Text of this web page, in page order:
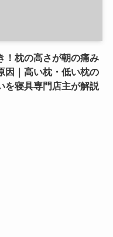
！枕の高さが朝の痛み
因｜高い枕・低い枕の
を寝具専門店主が解説